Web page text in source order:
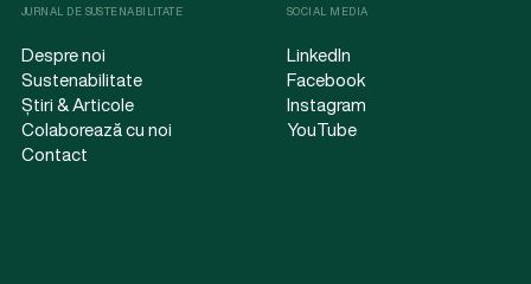
JURNAL DE SUSTENABILITATE
Despre noi
Sustenabilitate
Știri & Articole
Colaborează cu noi
Contact
SOCIAL MEDIA
LinkedIn
Facebook
Instagram
YouTube